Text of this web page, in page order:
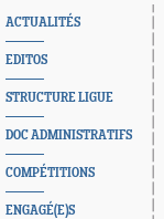
ACTUALITÉS
EDITOS
STRUCTURE LIGUE
DOC ADMINISTRATIFS
COMPÉTITIONS
ENGAGÉ(E)S